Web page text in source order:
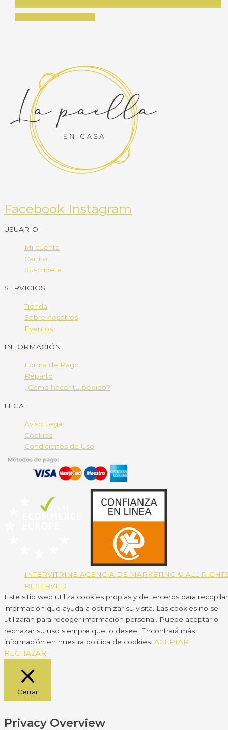
Facebook Instagram
USUARIO
Mi cuenta
Carrito
Suscribete
SERVICIOS
Tienda
Sobre nosotros
Eventos
INFORMACIÓN
Forma de Pago
Reparto
¿Cómo hacer tu pedido?
LEGAL
Aviso Legal
Cookies
Condiciones de Uso
INTERVITRINE AGENCIA DE MARKETING © ALL
RESERVED
Este sitio web utiliza cookies propias y de terceros para recopilar
información que ayuda a optimizar su visita. Las cookies no se
utilizarán para recoger información personal. Puede aceptar o
rechazar su uso siempre que lo desee. Encontrará más
información en nuestra política de cookies. ACEPTAR
RECHAZAR
Cerrar
Privacy Overview